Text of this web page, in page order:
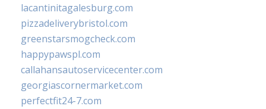
lacantinitagalesburg.com
pizzadeliverybristol.com
greenstarsmogcheck.com
happypawspl.com
callahansautoservicecenter.com
georgiascornermarket.com
perfectfit24-7.com